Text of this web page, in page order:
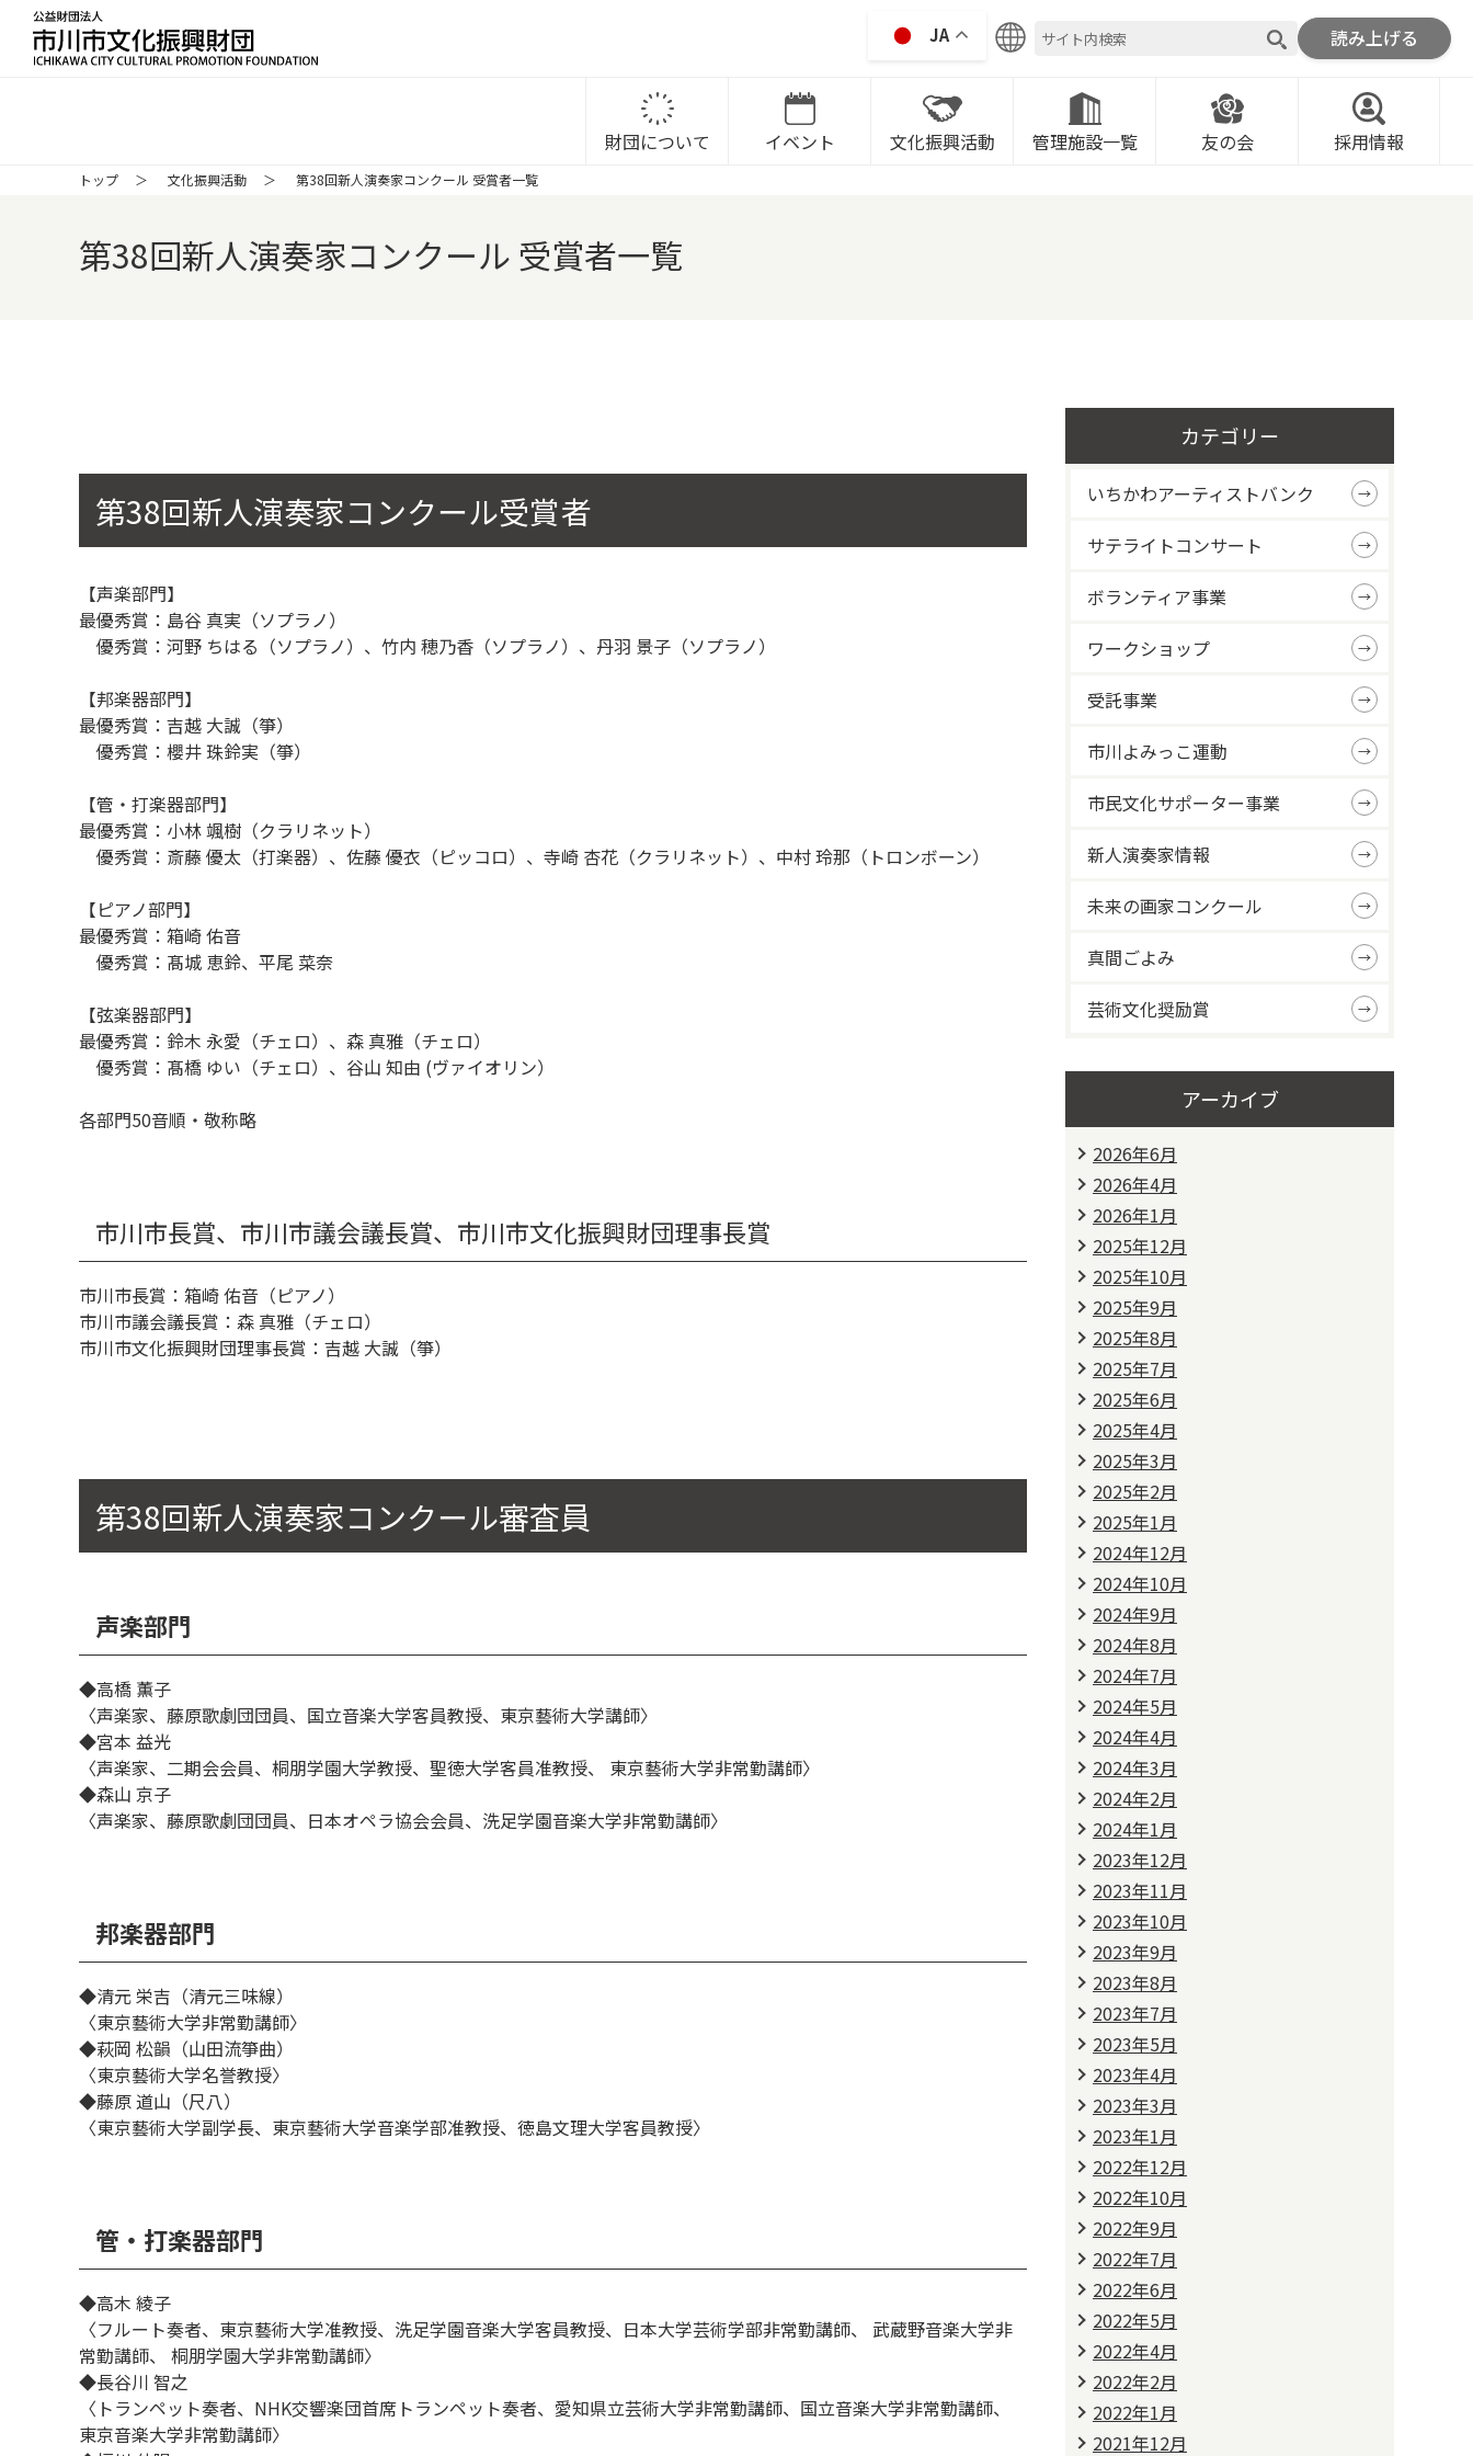
公益財団法人 市川市文化振興財団 ICHIKAWA CITY CULTRURAL PROMOTION FOUNDATION
JA 読み上げる
財団について イベント 文化振興活動 管理施設一覧 友の会 採用情報
トップ 文化振興活動 第38回新人演奏家コンクール 受賞者一覧
第38回新人演奏家コンクール 受賞者一覧
第38回新人演奏家コンクール受賞者
【声楽部門】
最優秀賞：島谷 真実（ソプラノ）
優秀賞：河野 ちはる（ソプラノ）、竹内 穂乃香（ソプラノ）、丹羽 景子（ソプラノ）
【邦楽器部門】
最優秀賞：吉越 大誠（箏）
優秀賞：櫻井 珠鈴実（箏）
【管・打楽器部門】
最優秀賞：小林 颯樹（クラリネット）
優秀賞：斎藤 優太（打楽器）、佐藤 優衣（ピッコロ）、寺崎 杏花（クラリネット）、中村 玲那（トロンボーン）
【ピアノ部門】
最優秀賞：箱崎 佑音
優秀賞：髙城 恵鈴、平尾 菜奈
【弦楽器部門】
最優秀賞：鈴木 永愛（チェロ）、森 真雅（チェロ）
優秀賞：髙橋 ゆい（チェロ）、谷山 知由 (ヴァイオリン）
各部門50音順・敬称略
市川市長賞、市川市議会議長賞、市川市文化振興財団理事長賞
市川市長賞：箱崎 佑音（ピアノ）
市川市議会議長賞：森 真雅（チェロ）
市川市文化振興財団理事長賞：吉越 大誠（箏）
第38回新人演奏家コンクール審査員
声楽部門
◆高橋 薫子
〈声楽家、藤原歌劇団団員、国立音楽大学客員教授、東京藝術大学講師〉
◆宮本 益光
〈声楽家、二期会会員、桐朋学園大学教授、聖徳大学客員准教授、 東京藝術大学非常勤講師〉
◆森山 京子
〈声楽家、藤原歌劇団団員、日本オペラ協会会員、洗足学園音楽大学非常勤講師〉
邦楽器部門
◆清元 栄吉（清元三味線）
〈東京藝術大学非常勤講師〉
◆萩岡 松韻（山田流箏曲）
〈東京藝術大学名誉教授〉
◆藤原 道山（尺八）
〈東京藝術大学副学長、東京藝術大学音楽学部准教授、徳島文理大学客員教授〉
管・打楽器部門
◆高木 綾子
〈フルート奏者、東京藝術大学准教授、洗足学園音楽大学客員教授、日本大学芸術学部非常勤講師、 武蔵野音楽大学非
常勤講師、 桐朋学園大学非常勤講師〉
◆長谷川 智之
〈トランペット奏者、NHK交響楽団首席トランペット奏者、愛知県立芸術大学非常勤講師、国立音楽大学非常勤講師、
東京音楽大学非常勤講師〉
カテゴリー
いちかわアーティストバンク
サテライトコンサート
ボランティア事業
ワークショップ
受託事業
市川よみっこ運動
市民文化サポーター事業
新人演奏家情報
未来の画家コンクール
真間ごよみ
芸術文化奨励賞
アーカイブ
2026年6月
2026年4月
2026年1月
2025年12月
2025年10月
2025年9月
2025年8月
2025年7月
2025年6月
2025年4月
2025年3月
2025年2月
2025年1月
2024年12月
2024年10月
2024年9月
2024年8月
2024年7月
2024年5月
2024年4月
2024年3月
2024年2月
2024年1月
2023年12月
2023年11月
2023年10月
2023年9月
2023年8月
2023年7月
2023年5月
2023年4月
2023年3月
2023年1月
2022年12月
2022年10月
2022年9月
2022年7月
2022年6月
2022年5月
2022年4月
2022年2月
2022年1月
2021年12月